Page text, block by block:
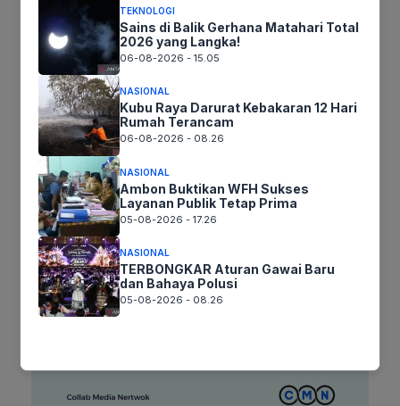
Nama
Surel
Situs
web
Simpan nama, email, dan situs web saya pada peramban ini
untuk komentar saya berikutnya.
TEKNOLOGI
Sains di Balik Gerhana Matahari Total
2026 yang Langka!
06-08-2026 - 15.05
NASIONAL
Kubu Raya Darurat Kebakaran 12 Hari
Rumah Terancam
06-08-2026 - 08.26
NASIONAL
Ambon Buktikan WFH Sukses
Layanan Publik Tetap Prima
05-08-2026 - 17.26
NASIONAL
TERBONGKAR Aturan Gawai Baru
dan Bahaya Polusi
05-08-2026 - 08.26